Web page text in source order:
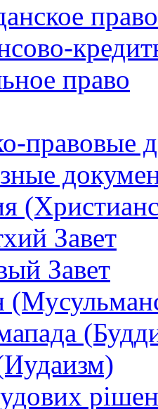
право
право
правовые
Завет
Завет